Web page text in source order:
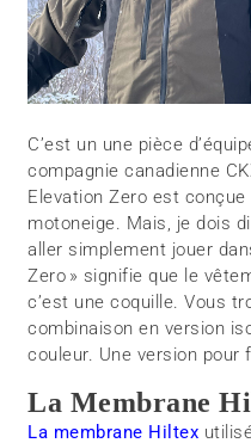
C’est un une pièce
compagnie canadienne
Elevation Zero est
motoneige. Mais, je dois
aller simplement jouer
Zero » signifie que le
c’est une coquille. Vous
combinaison en version
couleur. Une version
La Membrane
La membrane Hiltex